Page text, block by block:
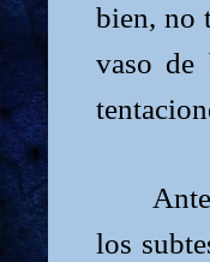
bien, no
vaso de
los